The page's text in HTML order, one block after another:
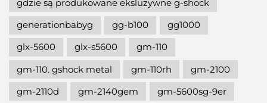
gdzie są produkowane eksluzywne g-shock
generationbabyg
gg-b100
gg1000
glx-5600
glx-s5600
gm-110
gm-110. gshock metal
gm-110rh
gm-2100
gm-2110d
gm-2140gem
gm-5600sg-9er